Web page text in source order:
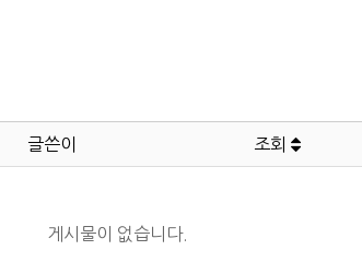
글쓴이 조회
게시물이 없습니다.